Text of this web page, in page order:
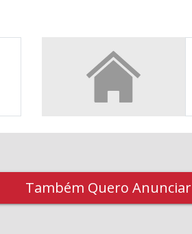
Também Quero Anunciar